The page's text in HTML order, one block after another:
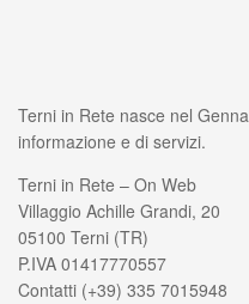
Terni in Rete nasce nel
informazione e di servizi.
Terni in Rete – On Web
Villaggio Achille Grandi, 20
05100 Terni (TR)
P.IVA 01417770557
Contatti (+39) 335 7015948